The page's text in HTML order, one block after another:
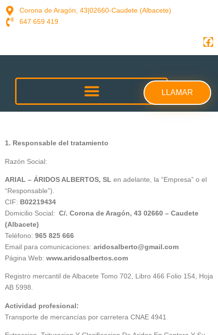
contenido
Corona de Aragón, 43|02660-Caudete (Albacete)
647 659 419
LLAMAR
1. Responsable del tratamiento
Razón Social:
ARIAL – ÁRIDOS ALBERTOS, SL en adelante, la “Empresa” o el
“Responsable”).
CIF: B02219434
Domicilio Social: C/. Corona de Aragón, 43 02660 – Caudete
(Albacete)
Teléfono: 965 825 666
Email para comunicaciones: aridosalberto@gmail.com
Página Web: www.aridosalbertos.com
Registro mercantil de Albacete Tomo 702, Libro 466 Folio 154, Hoja
AB 5998.
Actividad profesional:
Transporte de mercancías por carretera CNAE 4941